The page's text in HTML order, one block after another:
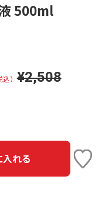
500ml
込）¥2,508
れる